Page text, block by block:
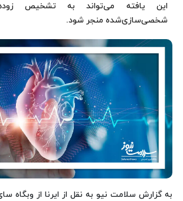
این یافته می‌تواند به تشخیص
شخصی‌سازی‌شده منجر شود.
به گزارش سلامت نیو به نقل از ایرنا از وبگاه